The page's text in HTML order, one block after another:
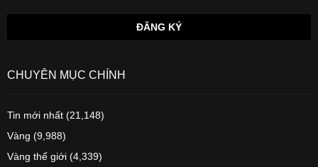
CHUYÊN MỤC CHÍNH
Tin mới nhất (21,148)
Vàng (9,988)
Vàng thế giới (4,339)